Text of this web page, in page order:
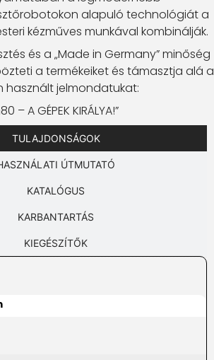
alapuló technológiát a
kézműves munkával kombinálják.
és a „Made in Germany” minőség
a termékeiket és támasztja alá a
használt jelmondatukat:
A GÉPEK KIRÁLYA!”
TULAJDONSÁGOK
ÚTMUTATÓ
KATALÓGUS
KARBANTARTÁS
KIEGÉSZÍTŐK